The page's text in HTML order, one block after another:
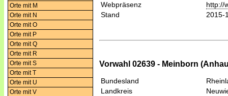
Orte mit M
Orte mit N
Orte mit O
Orte mit P
Orte mit Q
Orte mit R
Orte mit S
Orte mit T
Orte mit U
Orte mit V
Webpräsenz
http://
Stand
2015-
Vorwahl 02639 - Meinborn
Bundesland
Landkreis